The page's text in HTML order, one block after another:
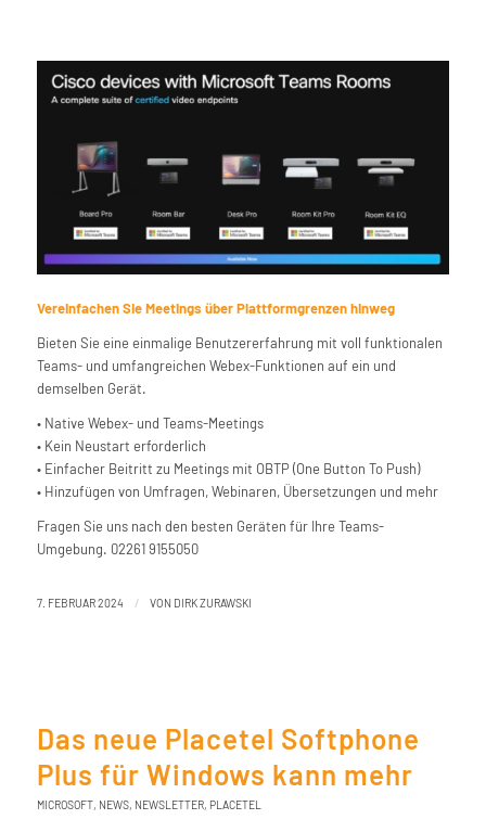
Vereinfachen Sie Meetings über Plattformgrenzen hinweg
Bieten Sie eine einmalige Benutzererfahrung mit voll funktionalen
Teams- und umfangreichen Webex-Funktionen auf ein und
demselben Gerät.
• Native Webex- und Teams-Meetings
• Kein Neustart erforderlich
• Einfacher Beitritt zu Meetings mit OBTP (One Button To Push)
• Hinzufügen von Umfragen, Webinaren, Übersetzungen und mehr
Fragen Sie uns nach den besten Geräten für Ihre Teams-
Umgebung. 02261 9155050
7. FEBRUAR 2024 / VON DIRK ZURAWSKI
Das neue Placetel Softphone
Plus für Windows kann mehr
MICROSOFT, NEWS, NEWSLETTER, PLACETEL